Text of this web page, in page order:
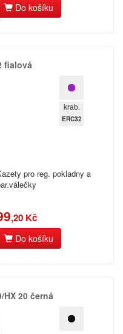
Do košíku
fialová
krab.
ERC32
pro reg. pokladny a
,20 Kč
Do košíku
20 černá